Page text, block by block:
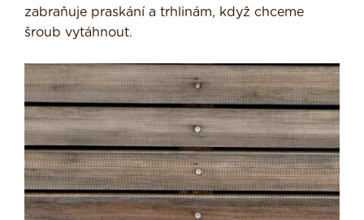
zabraňuje praskání a trhlinám, když chceme
šroub vytáhnout.